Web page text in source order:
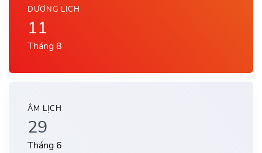
DƯƠNG LỊCH
11
Tháng 8
ÂM LỊCH
29
Tháng 6